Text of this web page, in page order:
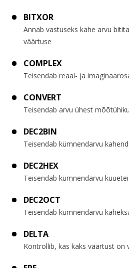
BITXOR
Annab vastuseks kahe arvu
väärtuse
COMPLEX
Teisendab reaal- ja
CONVERT
Teisendab arvu ühest
DEC2BIN
Teisendab kümnendarvu
DEC2HEX
Teisendab kümnendarvu
DEC2OCT
Teisendab kümnendarvu
DELTA
Kontrollib, kas kaks väärtust on